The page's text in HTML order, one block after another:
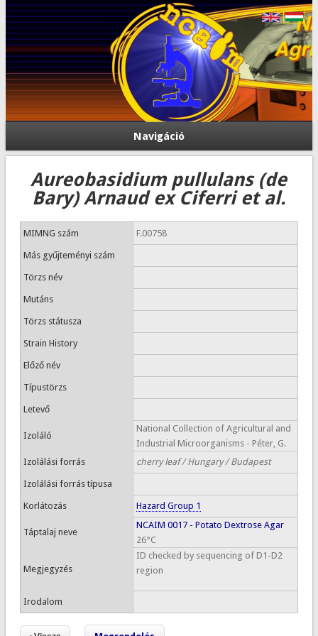
Navigáció
Aureobasidium pullulans (de
Bary) Arnaud ex Ciferri et al.
MIMNG szám F.00758
Más gyűjteményi szám
Törzs név
Mutáns
Törzs státusza
Strain History
Előző név
Típustörzs
Letevő
Izoláló
National Collection of Agricultural and
Industrial Microorganisms - Péter, G.
Izolálási forrás
cherry leaf / Hungary / Budapest
Izolálási forrás típusa
Korlátozás Hazard Group 1
Táptalaj neve
NCAIM 0017 - Potato Dextrose Agar
26°C
Megjegyzés
ID checked by sequencing of D1-D2
region
Irodalom